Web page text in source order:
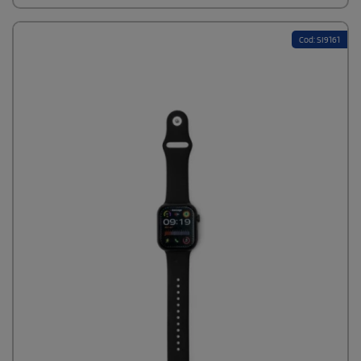
7 giorni di autonomia, il display touch screen da 0,96" e la
resistenza all'acqua IPX7 lo rendono l'accessorio ideale per ogni
Cod: SI9161